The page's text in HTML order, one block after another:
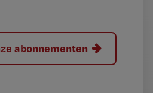
abonnementen